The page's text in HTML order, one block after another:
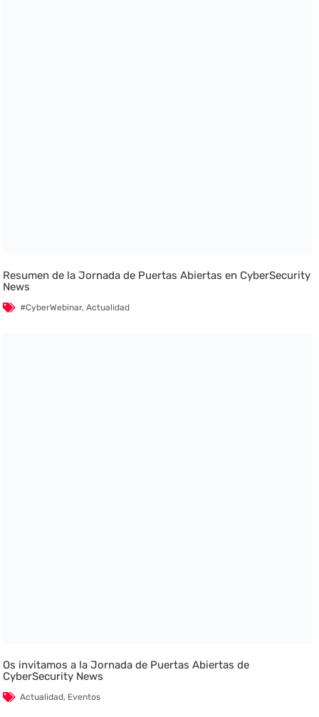
Resumen de la Jornada de Puertas Abiertas en CyberSecurity
News
#CyberWebinar,Actualidad
Os invitamos a la Jornada de Puertas Abiertas de
CyberSecurity News
Actualidad, Eventos